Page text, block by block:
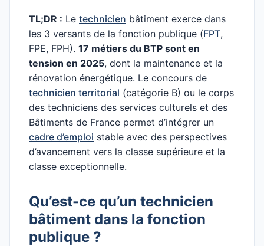
TL;DR : Le technicien bâtiment exerce dans
les 3 versants de la fonction publique (FPT,
FPE, FPH). 17 métiers du BTP sont en
tension en 2025, dont la maintenance et la
rénovation énergétique. Le concours de
technicien territorial (catégorie B) ou le corps
des techniciens des services culturels et des
Bâtiments de France permet d’intégrer un
cadre d’emploi stable avec des perspectives
d’avancement vers la classe supérieure et la
classe exceptionnelle.
Qu’est-ce qu’un technicien
bâtiment dans la fonction
publique ?